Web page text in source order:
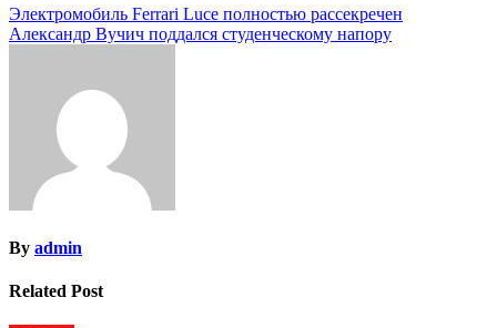
Навигация
по
Электромобиль Ferrari Luce полностью рассекречен
Александр Вучич поддался студенческому напору
By admin
Related Post